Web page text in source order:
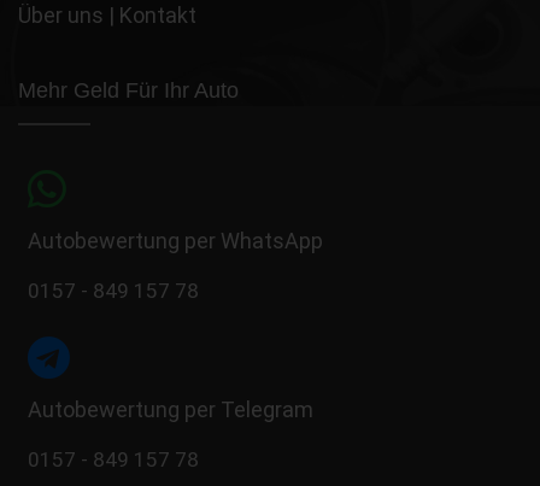
Über uns | Kontakt
Mehr Geld Für Ihr Auto
Autobewertung per WhatsApp
0157 - 849 157 78
Autobewertung per Telegram
0157 - 849 157 78